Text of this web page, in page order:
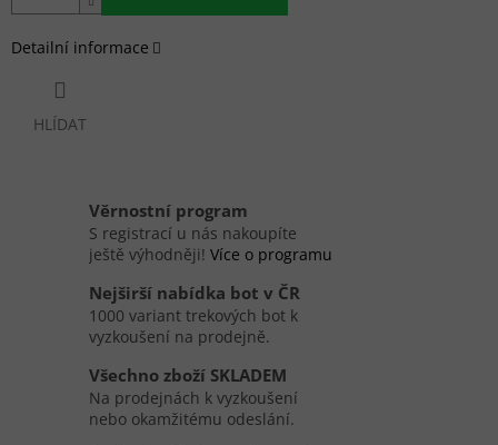
Detailní informace
HLÍDAT
Věrnostní program
S registrací u nás nakoupíte
ještě výhodněji! Více o programu
Nejširší nabídka bot v ČR
1000 variant trekových bot k
vyzkoušení na prodejně.
Všechno zboží SKLADEM
Na prodejnách k vyzkoušení
nebo okamžitému odeslání.